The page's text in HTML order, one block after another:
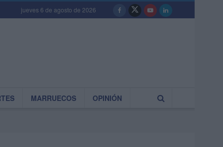
jueves 6 de agosto de 2026
MARRUECOS OPINIÓN